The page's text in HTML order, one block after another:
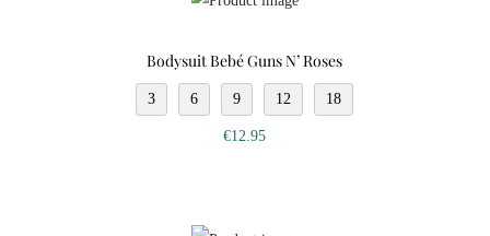
Bodysuit Bebé Guns N’ Roses
3 6 9 12 18
€12.95